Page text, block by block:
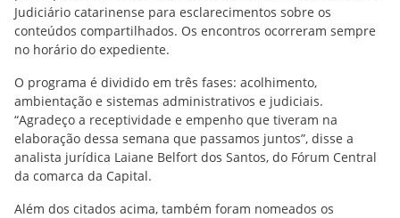
Judiciário catarinense para esclarecimentos sobre os
conteúdos compartilhados. Os encontros ocorreram sempre
no horário do expediente.
O programa é dividido em três fases: acolhimento,
ambientação e sistemas administrativos e judiciais.
“Agradeço a receptividade e empenho que tiveram na
elaboração dessa semana que passamos juntos”, disse a
analista jurídica Laiane Belfort dos Santos, do Fórum Central
da comarca da Capital.
Além dos citados acima, também foram nomeados os